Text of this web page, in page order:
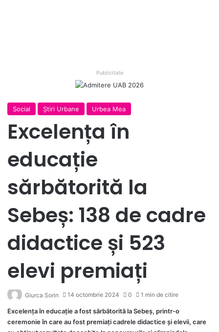
Publicitate
Social Ştiri Urbane Urbea Mea
Excelența în
educație
sărbătorită la
Sebeș: 138 de cadre
didactice și 523
elevi premiați
Giurca Sorin 14 octombrie 2024 0 1 min de citire
Excelența în educație a fost sărbătorită la Sebeș, printr-o
ceremonie în care au fost premiați cadrele didactice și elevii, care